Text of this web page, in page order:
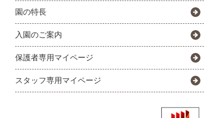
園の特長
入園のご案内
保護者専用マイページ
スタッフ専用マイページ